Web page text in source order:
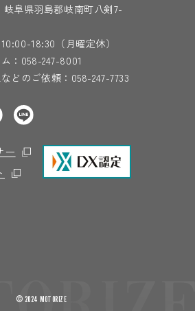
岐阜県羽島郡岐南町八剣7-
18:30（月曜定休）
： 058-247-8001
どのご依頼： 058-247-7733
ー
© 2024 MOTORIZE